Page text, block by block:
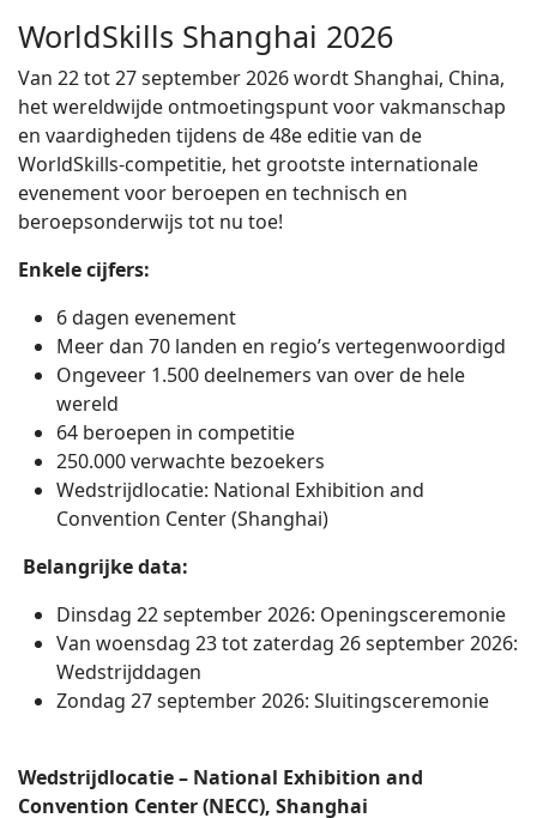
WorldSkills Shanghai 2026
Van 22 tot 27 september 2026 wordt Shanghai, China,
het wereldwijde ontmoetingspunt voor vakmanschap
en vaardigheden tijdens de 48e editie van de
WorldSkills-competitie, het grootste internationale
evenement voor beroepen en technisch en
beroepsonderwijs tot nu toe!
Enkele cijfers:
6 dagen evenement
Meer dan 70 landen en regio’s vertegenwoordigd
Ongeveer 1.500 deelnemers van over de hele
wereld
64 beroepen in competitie
250.000 verwachte bezoekers
Wedstrijdlocatie: National Exhibition and
Convention Center (Shanghai)
Belangrijke data:
Dinsdag 22 september 2026: Openingsceremonie
Van woensdag 23 tot zaterdag 26 september 2026:
Wedstrijddagen
Zondag 27 september 2026: Sluitingsceremonie
Wedstrijdlocatie – National Exhibition and
Convention Center (NECC), Shanghai